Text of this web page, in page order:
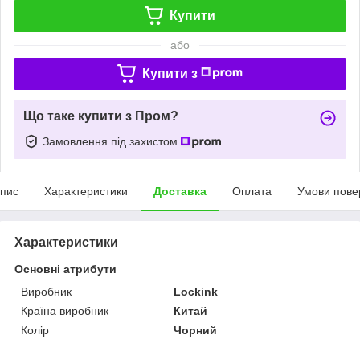
Купити
або
Купити з
Що таке купити з Пром?
Замовлення під захистом
Характеристики Доставка Оплата Умови
Характеристики
Основні атрибути
Виробник
Lockink
Країна виробник
Китай
Колір
Чорний